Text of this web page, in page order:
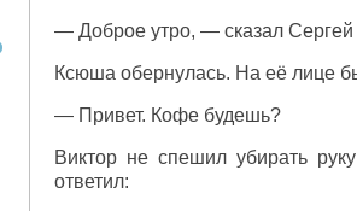
— Доброе утро, — сказал Сергей
Ксюша обернулась. На её лице
— Привет. Кофе будешь?
Виктор не спешил убирать
ответил: